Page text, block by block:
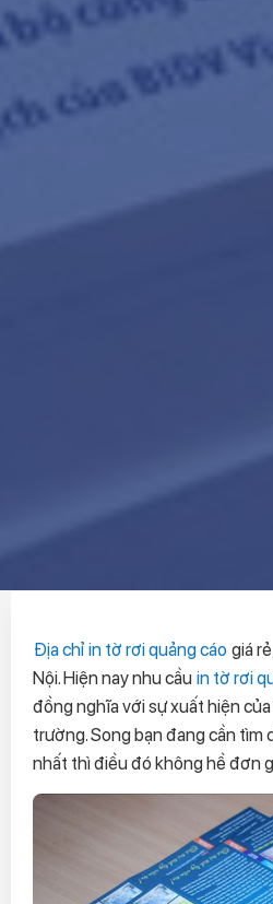
Địa chỉ in tờ rơi quảng cáo giá
Nội. Hiện nay nhu cầu in tờ rơi
đồng nghĩa với sự xuất hiện
trường. Song bạn đang cần tìm
nhất thì điều đó không hề đơn